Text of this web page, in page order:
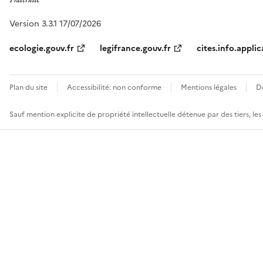
Version 3.3.1 17/07/2026
ecologie.gouv.fr
legifrance.gouv.fr
Plan du site Accessibilité: non conforme Mentions légales
Sauf mention explicite de propriété intellectuelle détenue par des tiers,